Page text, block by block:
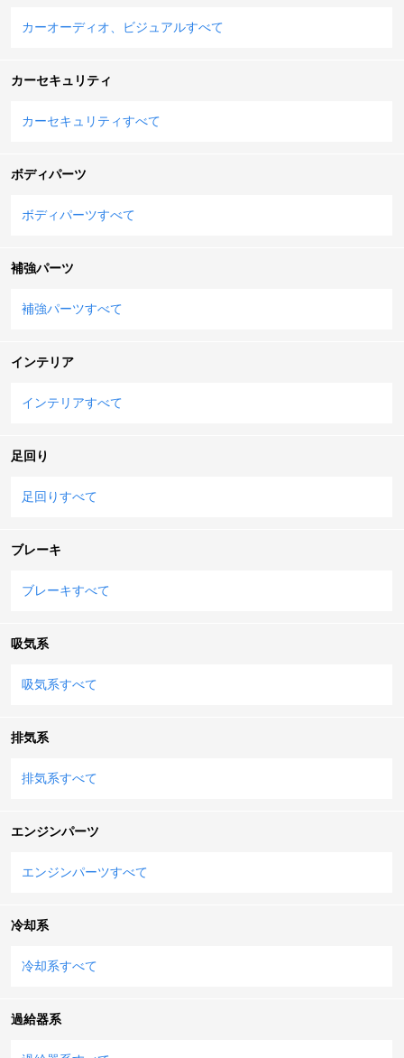
カーオーディオ、ビジュアルすべて
カーセキュリティ
カーセキュリティすべて
ボディパーツ
ボディパーツすべて
補強パーツ
補強パーツすべて
インテリア
インテリアすべて
足回り
足回りすべて
ブレーキ
ブレーキすべて
吸気系
吸気系すべて
排気系
排気系すべて
エンジンパーツ
エンジンパーツすべて
冷却系
冷却系すべて
過給器系